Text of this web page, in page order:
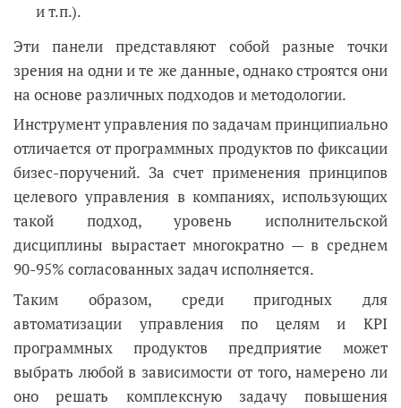
и т.п.).
Эти панели представляют собой разные точки
зрения на одни и те же данные, однако строятся они
на основе различных подходов и методологии.
Инструмент управления по задачам принципиально
отличается от программных продуктов по фиксации
бизес-поручений. За счет применения принципов
целевого управления в компаниях, использующих
такой подход, уровень исполнительской
дисциплины вырастает многократно — в среднем
90-95% согласованных задач исполняется.
Таким образом, среди пригодных для
автоматизации управления по целям и KPI
программных продуктов предприятие может
выбрать любой в зависимости от того, намерено ли
оно решать комплексную задачу повышения